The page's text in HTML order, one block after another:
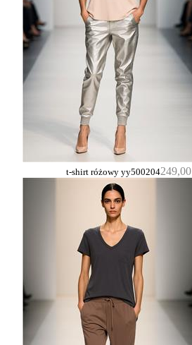
t-shirt różowy yy500204249,00